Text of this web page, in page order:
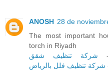
ANOSH 28 de
The most important
torch in Riyadh
شركة تنظيف شقق
شركة تنظيف فلل بالرياض